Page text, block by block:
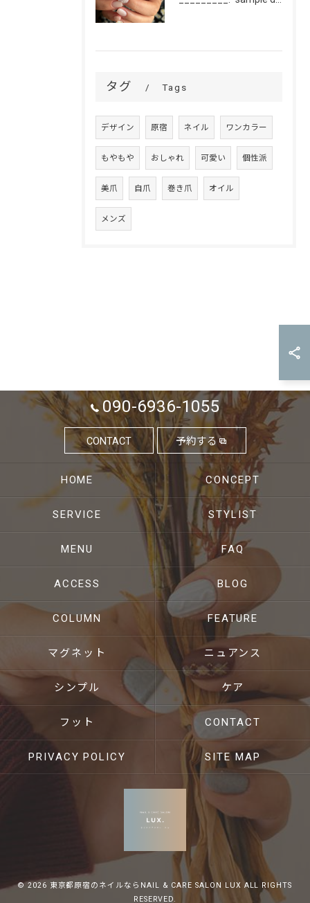
タグ Tags
デザイン 原宿 ネイル ワンカラー
もやもや おしゃれ 可愛い 個性派
美爪 自爪 巻き爪 オイル
メンズ
090-6936-1055
CONTACT 予約する
HOME CONCEPT
SERVICE STYLIST
MENU FAQ
ACCESS BLOG
COLUMN FEATURE
マグネット ニュアンス
シンプル ケア
フット CONTACT
PRIVACY POLICY SITE MAP
© 2026 東京都原宿のネイルならNAIL & CARE SALON LUX ALL RIGHTS
RESERVED.